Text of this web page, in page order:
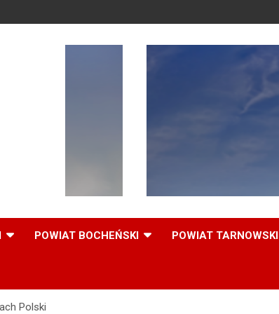
POWIAT BOCHEŃSKI POWIAT TARNOWSKI
Polski